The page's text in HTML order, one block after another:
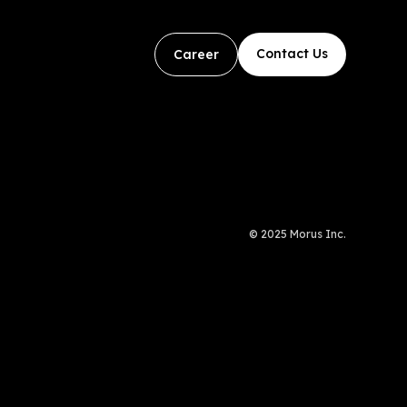
Career Contact Us
© 2025 Morus Inc.